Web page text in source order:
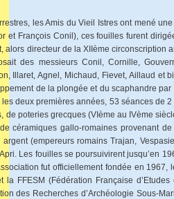
les Amis du Vieil Istres ont mené
et François Conil), ces fouilles furent
alors directeur de la XIIème circonscription
des messieurs Conil, Cornille,
Illaret, Agnel, Michaud, Fievet, Aillaud
de la plongée et du scaphandre
deux premières années, 53 séances de
de poteries grecques (VIème au IVème
céramiques gallo-romaines provenant
(empereurs romains Trajan,
Les fouilles se poursuivirent jusqu’en
fut officiellement fondée en
la FFESM (Fédération Française
des Recherches d’Archéologie Sous-